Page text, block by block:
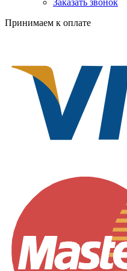
Заказать звонок
Принимаем к оплате